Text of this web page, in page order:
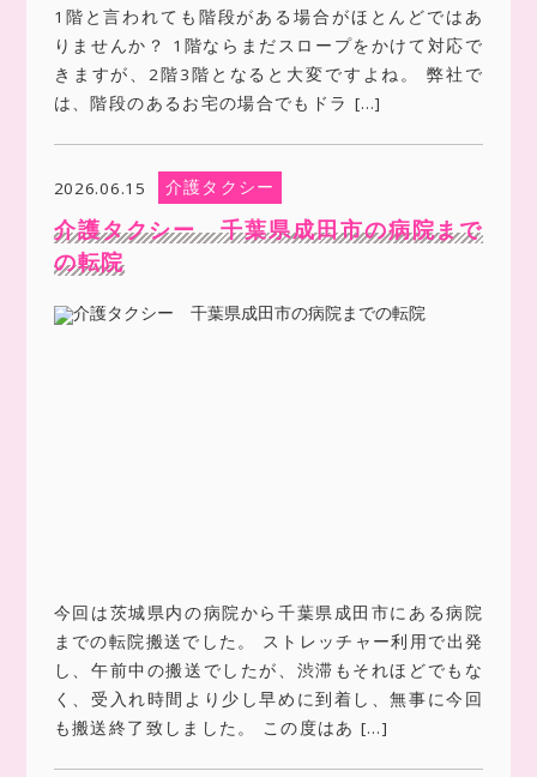
1階と言われても階段がある場合がほとんどではあ
りませんか？ 1階ならまだスロープをかけて対応で
きますが、2階3階となると大変ですよね。 弊社で
は、階段のあるお宅の場合でもドラ […]
2026.06.15 介護タクシー
介護タクシー 千葉県成田市の病院まで
の転院
今回は茨城県内の病院から千葉県成田市にある病院
までの転院搬送でした。 ストレッチャー利用で出発
し、午前中の搬送でしたが、渋滞もそれほどでもな
く、受入れ時間より少し早めに到着し、無事に今回
も搬送終了致しました。 この度はあ […]